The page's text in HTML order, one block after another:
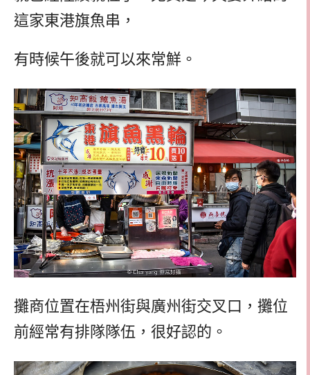
這家東港旗魚串，
有時候午後就可以來常鮮。
攤商位置在梧州街與廣州街交叉口，攤位
前經常有排隊隊伍，很好認的。